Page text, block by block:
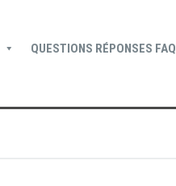
QUESTIONS RÉPONSES FAQ